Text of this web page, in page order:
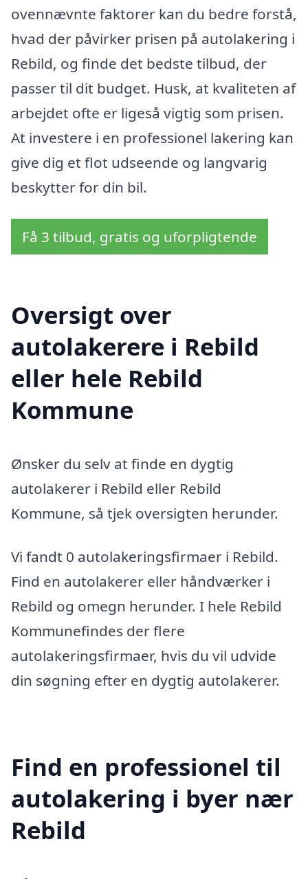
ovennævnte faktorer kan du bedre forstå,
hvad der påvirker prisen på autolakering i
Rebild, og finde det bedste tilbud, der
passer til dit budget. Husk, at kvaliteten af
arbejdet ofte er ligeså vigtig som prisen.
At investere i en professionel lakering kan
give dig et flot udseende og langvarig
beskytter for din bil.
Få 3 tilbud, gratis og uforpligtende
Oversigt over
autolakerere i Rebild
eller hele Rebild
Kommune
Ønsker du selv at finde en dygtig
autolakerer i Rebild eller Rebild
Kommune, så tjek oversigten herunder.
Vi fandt 0 autolakeringsfirmaer i Rebild.
Find en autolakerer eller håndværker i
Rebild og omegn herunder. I hele Rebild
Kommunefindes der flere
autolakeringsfirmaer, hvis du vil udvide
din søgning efter en dygtig autolakerer.
Find en professionel til
autolakering i byer nær
Rebild